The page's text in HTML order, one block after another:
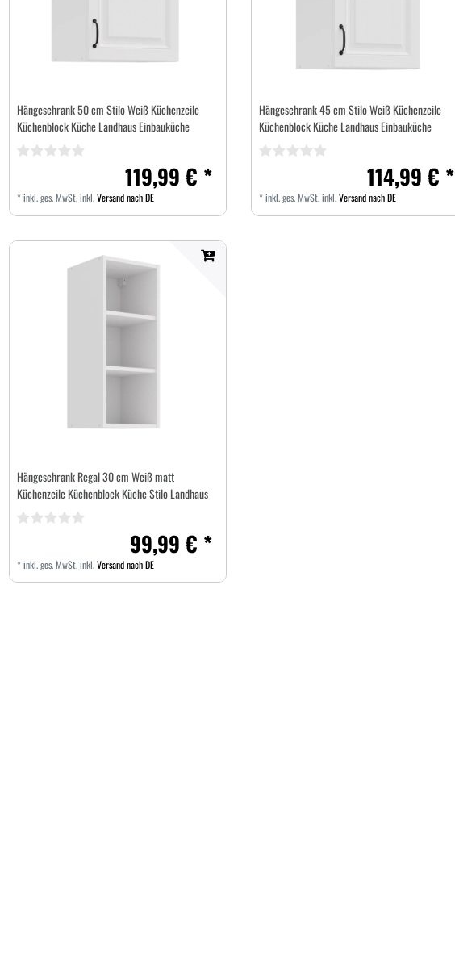
Hängeschrank 50 cm Stilo Weiß Küchenzeile
Küchenblock Küche Landhaus Einbauküche
119,99 € *
*inkl. ges. MwSt.inkl.Versand nach DE
Hängeschrank 45 cm Stilo Weiß Küchenzeile
Küchenblock Küche Landhaus Einbauküche
114,99 € *
*inkl. ges. MwSt.inkl.Versand nach DE
Hängeschrank Regal 30 cm Weiß matt
Küchenzeile Küchenblock Küche Stilo Landhaus
99,99 € *
*inkl. ges. MwSt.inkl.Versand nach DE